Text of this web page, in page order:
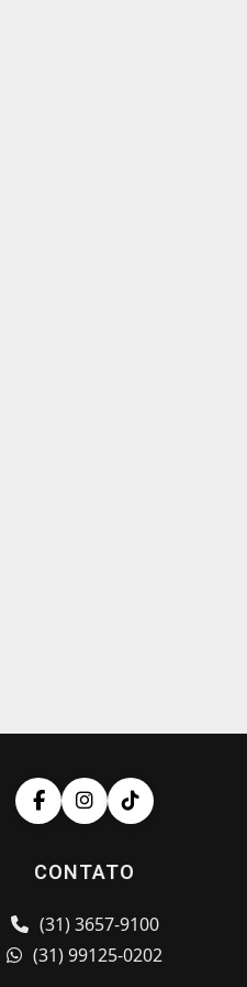
CONTATO
(31) 3657-9100
(31) 99125-0202